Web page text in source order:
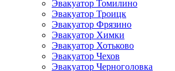
Эвакуатор Томилино
Эвакуатор Троицк
Эвакуатор Фрязино
Эвакуатор Химки
Эвакуатор Хотьково
Эвакуатор Чехов
Эвакуатор Черноголовка